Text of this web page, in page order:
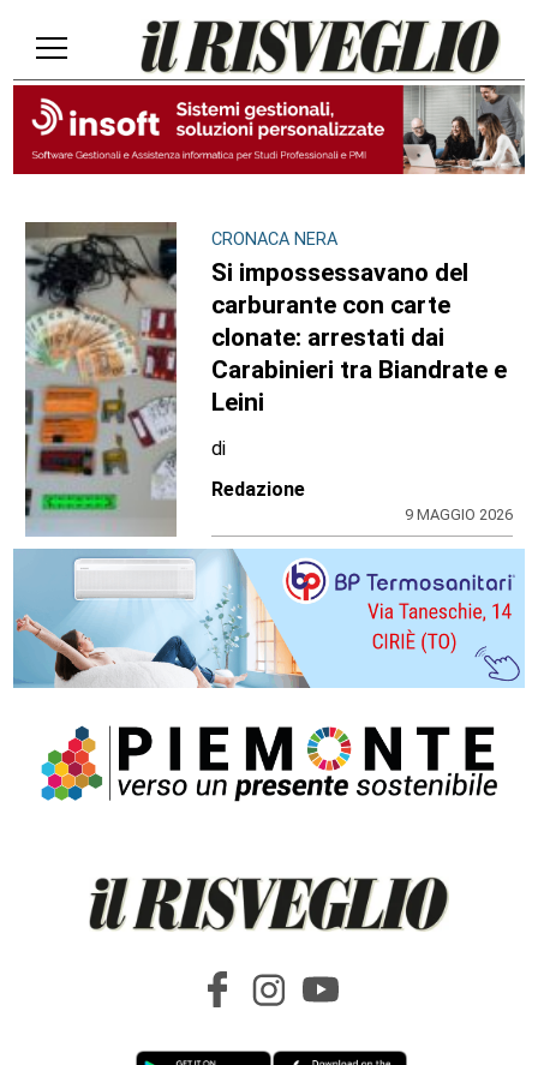
CRONACA NERA
Si impossessavano del
carburante con carte
clonate: arrestati dai
Carabinieri tra Biandrate e
Leini
di
Redazione
9 MAGGIO 2026